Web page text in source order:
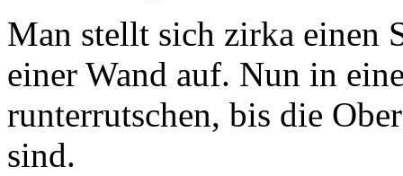
Man stellt sich zirka einen
einer Wand auf. Nun in
runterrutschen, bis die
sind.